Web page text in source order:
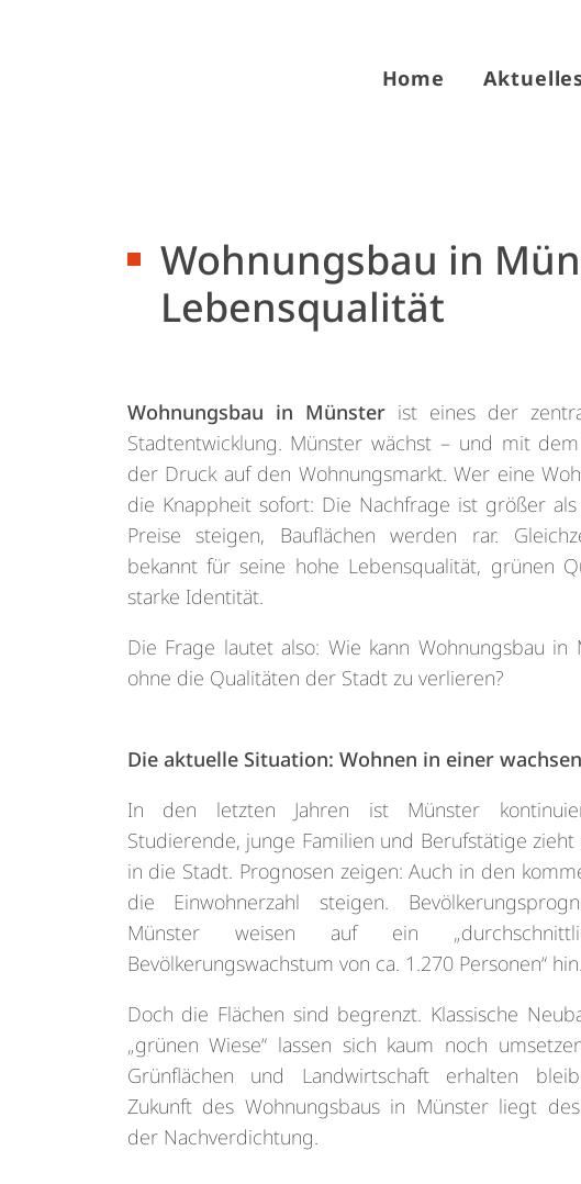
Home
Wohnungsbau in
Lebensqualität
Wohnungsbau in Münsterist eines der
Stadtentwicklung. Münster wächst – und mit
der Druck auf den Wohnungsmarkt. Wer eine
die Knappheit sofort: Die Nachfrage ist größer
Preise steigen, Bauflächen werden rar.
bekannt für seine hohe Lebensqualität, grünen
starke Identität.
Die Frage lautet also: Wie kann Wohnungsbau in
ohne die Qualitäten der Stadt zu verlieren?
Die aktuelle Situation: Wohnen in einer
In den letzten Jahren ist Münster
Studierende, junge Familien und Berufstätige
in die Stadt. Prognosen zeigen: Auch in den
die Einwohnerzahl steigen.
Münster weisen auf ein
Bevölkerungswachstum von ca. 1.270 Personen“ hin.
Doch die Flächen sind begrenzt. Klassische
„grünen Wiese“ lassen sich kaum noch
Grünflächen und Landwirtschaft erhalten
Zukunft des Wohnungsbaus in Münster liegt
der Nachverdichtung.